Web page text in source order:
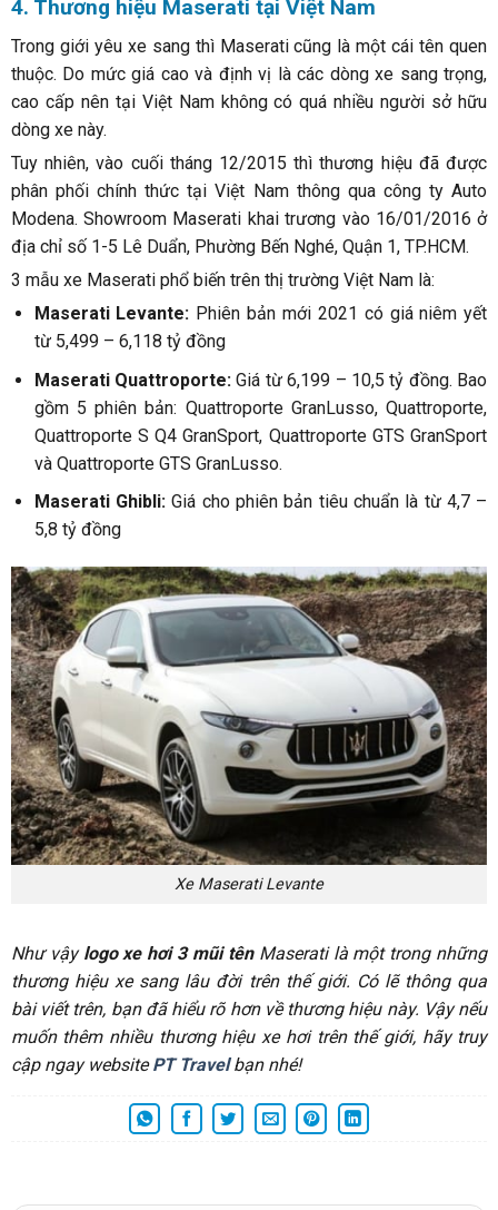
4. Thương hiệu Maserati tại Việt Nam
Trong giới yêu xe sang thì Maserati cũng là một cái tên quen
thuộc. Do mức giá cao và định vị là các dòng xe sang trọng,
cao cấp nên tại Việt Nam không có quá nhiều người sở hữu
dòng xe này.
Tuy nhiên, vào cuối tháng 12/2015 thì thương hiệu đã được
phân phối chính thức tại Việt Nam thông qua công ty Auto
Modena. Showroom Maserati khai trương vào 16/01/2016 ở
địa chỉ số 1-5 Lê Duẩn, Phường Bến Nghé, Quận 1, TP.HCM.
3 mẫu xe Maserati phổ biến trên thị trường Việt Nam là:
Maserati Levante: Phiên bản mới 2021 có giá niêm yết
từ 5,499 – 6,118 tỷ đồng
Maserati Quattroporte: Giá từ 6,199 – 10,5 tỷ đồng. Bao
gồm 5 phiên bản: Quattroporte GranLusso, Quattroporte,
Quattroporte S Q4 GranSport, Quattroporte GTS GranSport
và Quattroporte GTS GranLusso.
Maserati Ghibli:Giá cho phiên bản tiêu chuẩn là từ 4,7 –
5,8 tỷ đồng
Xe Maserati Levante
Như vậy logo xe hơi 3 mũi tênMaserati là một trong những
thương hiệu xe sang lâu đời trên thế giới. Có lẽ thông qua
bài viết trên, bạn đã hiểu rõ hơn về thương hiệu này. Vậy nếu
muốn thêm nhiều thương hiệu xe hơi trên thế giới, hãy truy
cập ngay websitePT Travelbạn nhé!